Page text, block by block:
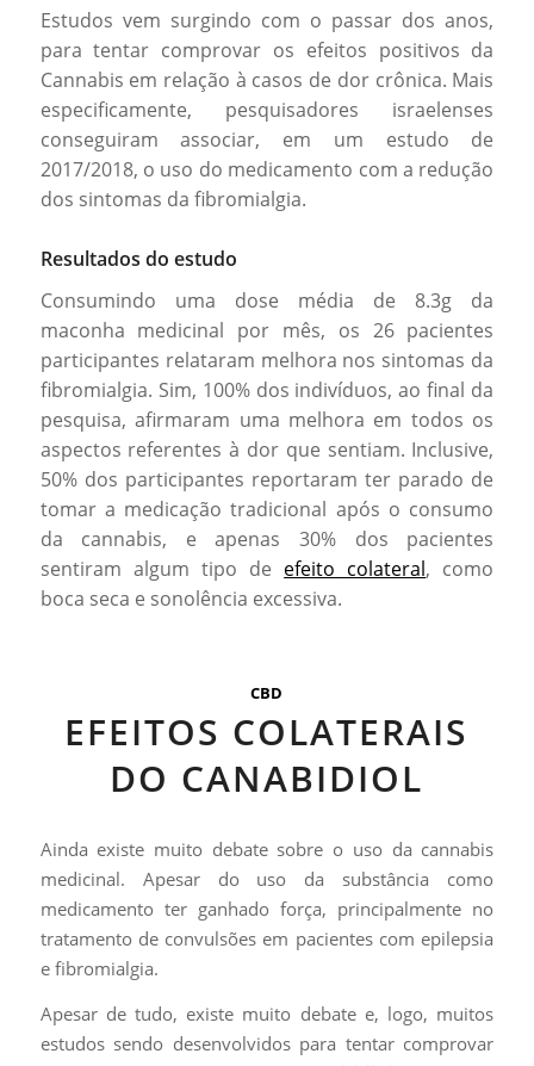
Estudos vem surgindo com o passar dos anos,
para tentar comprovar os efeitos positivos da
Cannabis em relação à casos de dor crônica. Mais
especificamente, pesquisadores israelenses
conseguiram associar, em um estudo de
2017/2018, o uso do medicamento com a redução
dos sintomas da fibromialgia.
Resultados do estudo
Consumindo uma dose média de 8.3g da
maconha medicinal por mês, os 26 pacientes
participantes relataram melhora nos sintomas da
fibromialgia. Sim, 100% dos indivíduos, ao final da
pesquisa, afirmaram uma melhora em todos os
aspectos referentes à dor que sentiam. Inclusive,
50% dos participantes reportaram ter parado de
tomar a medicação tradicional após o consumo
da cannabis, e apenas 30% dos pacientes
sentiram algum tipo de efeito colateral, como
boca seca e sonolência excessiva.
CBD
EFEITOS COLATERAIS
DO CANABIDIOL
Ainda existe muito debate sobre o uso da cannabis
medicinal. Apesar do uso da substância como
medicamento ter ganhado força, principalmente no
tratamento de convulsões em pacientes com epilepsia
e fibromialgia.
Apesar de tudo, existe muito debate e, logo, muitos
estudos sendo desenvolvidos para tentar comprovar